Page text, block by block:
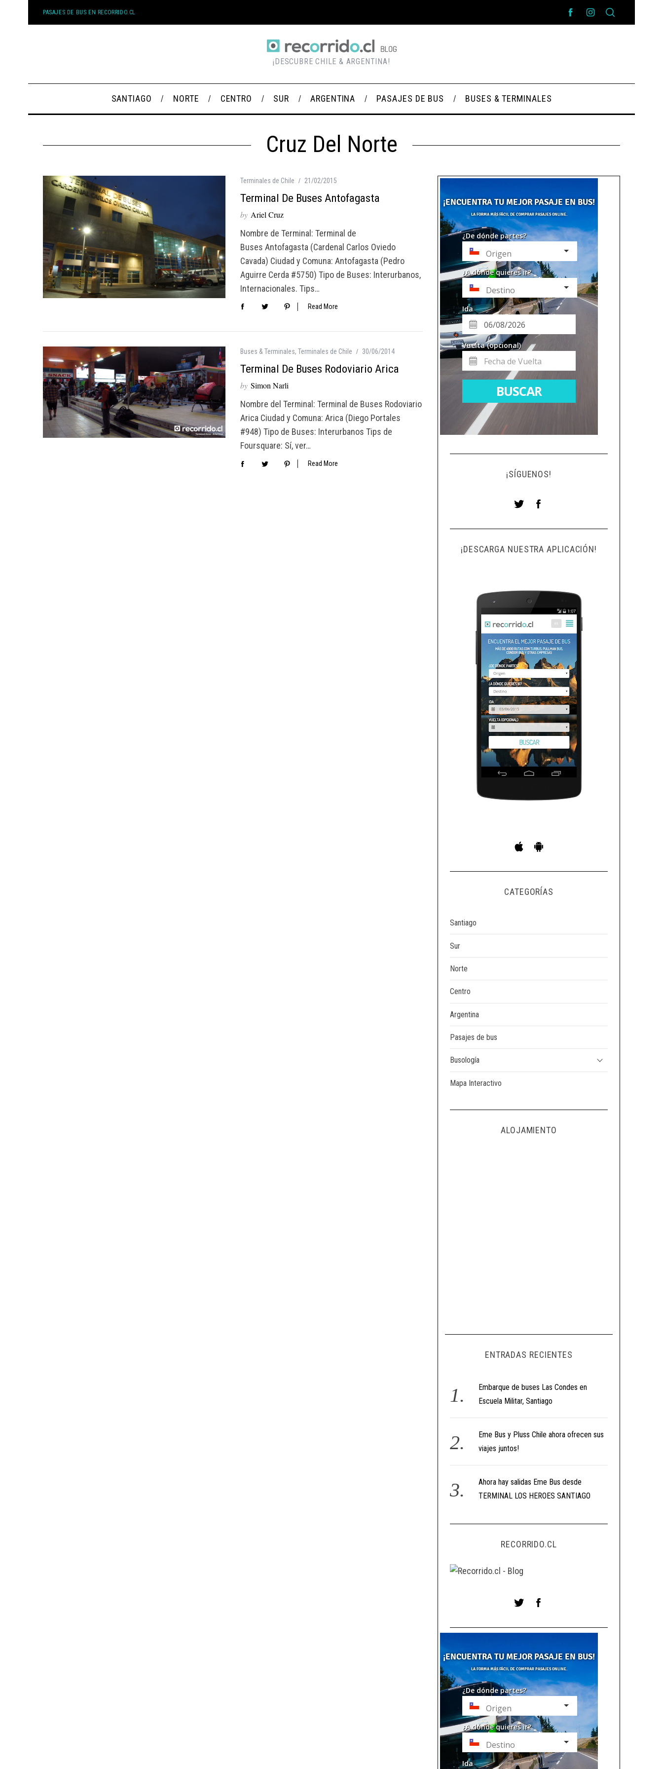
PASAJES DE BUS EN RECORRIDO.CL
¡DESCUBRE CHILE & ARGENTINA!
SANTIAGO NORTE CENTRO SUR ARGENTINA PASAJES DE BUS BUSES & TERMINALES
Cruz Del Norte
Terminales de Chile 21/02/2015
Terminal De Buses Antofagasta
by Ariel Cruz
Nombre de Terminal: Terminal de
Buses Antofagasta (Cardenal Carlos Oviedo
Cavada) Ciudad y Comuna: Antofagasta (Pedro
Aguirre Cerda #5750) Tipo de Buses: Interurbanos,
Internacionales. Tips…
Read More
Buses & Terminales, Terminales de Chile 30/06/2014
Terminal De Buses Rodoviario Arica
by Simon Narli
Nombre del Terminal: Terminal de Buses Rodoviario
Arica Ciudad y Comuna: Arica (Diego Portales
#948) Tipo de Buses: Interurbanos Tips de
Foursquare: Sí, ver…
Read More
¡SÍGUENOS!
¡DESCARGA NUESTRA APLICACIÓN!
CATEGORÍAS
Santiago
Sur
Norte
Centro
Argentina
Pasajes de bus
Busología
Mapa Interactivo
ALOJAMIENTO
ENTRADAS RECIENTES
Embarque de buses Las Condes en
Escuela Militar, Santiago
Eme Bus y Pluss Chile ahora ofrecen sus
viajes juntos!
Ahora hay salidas Eme Bus desde
TERMINAL LOS HEROES SANTIAGO
RECORRIDO.CL